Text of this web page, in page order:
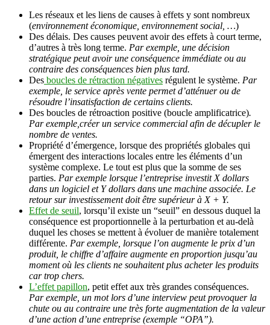
Les réseaux et les liens de causes à effets y sont nombreux
(environnement économique, environnement social, …)
Des délais. Des causes peuvent avoir des effets à court terme,
d’autres à très long terme. Par exemple, une décision
stratégique peut avoir une conséquence immédiate ou au
contraire des conséquences bien plus tard.
Des boucles de rétraction négatives régulent le système. Par
exemple, le service après vente permet d’atténuer ou de
résoudre l’insatisfaction de certains clients.
Des boucles de rétroaction positive (boucle amplificatrice).
Par exemple,créer un service commercial afin de décupler le
nombre de ventes.
Propriété d’émergence, lorsque des propriétés globales qui
émergent des interactions locales entre les éléments d’un
système complexe. Le tout est plus que la somme de ses
parties. Par exemple lorsque l’entreprise investit X dollars
dans un logiciel et Y dollars dans une machine associée. Le
retour sur investissement doit être supérieur à X + Y.
Effet de seuil, lorsqu’il existe un “seuil” en dessous duquel la
conséquence est proportionnelle à la perturbation et au-delà
duquel les choses se mettent à évoluer de manière totalement
différente. Par exemple, lorsque l’on augmente le prix d’un
produit, le chiffre d’affaire augmente en proportion jusqu’au
moment où les clients ne souhaitent plus acheter les produits
car trop chers.
L’effet papillon, petit effet aux très grandes conséquences.
Par exemple, un mot lors d’une interview peut provoquer la
chute ou au contraire une très forte augmentation de la valeur
d’une action d’une entreprise (exemple “OPA”).